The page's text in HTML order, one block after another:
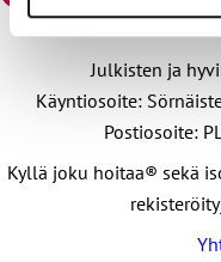
Julkisten ja
Käyntiosoite:
Postiosoite:
Kyllä joku hoitaa® sekä